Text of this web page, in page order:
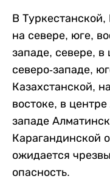
В
на севере, юге,
западе, севере,
северо-западе,
Казахстанской,
востоке, в
западе
Карагандинской
ожидается
опасность.